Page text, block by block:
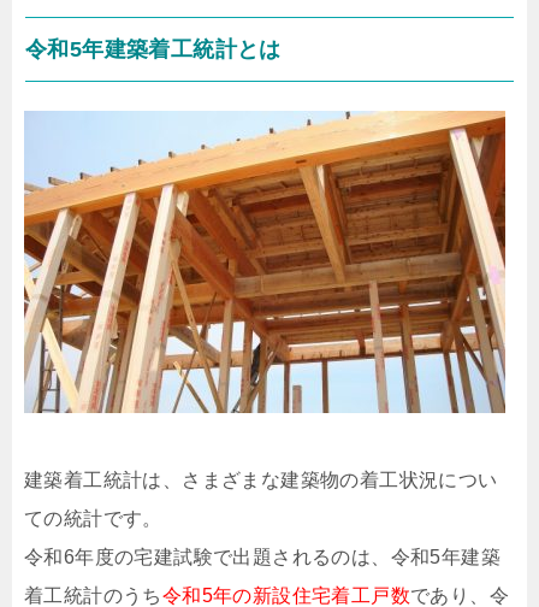
令和5年建築着工統計とは
建築着工統計は、さまざまな建築物の着工状況につい
ての統計です。
令和6年度の宅建試験で出題されるのは、令和5年建築
着工統計のうち令和5年の新設住宅着工戸数であり、令